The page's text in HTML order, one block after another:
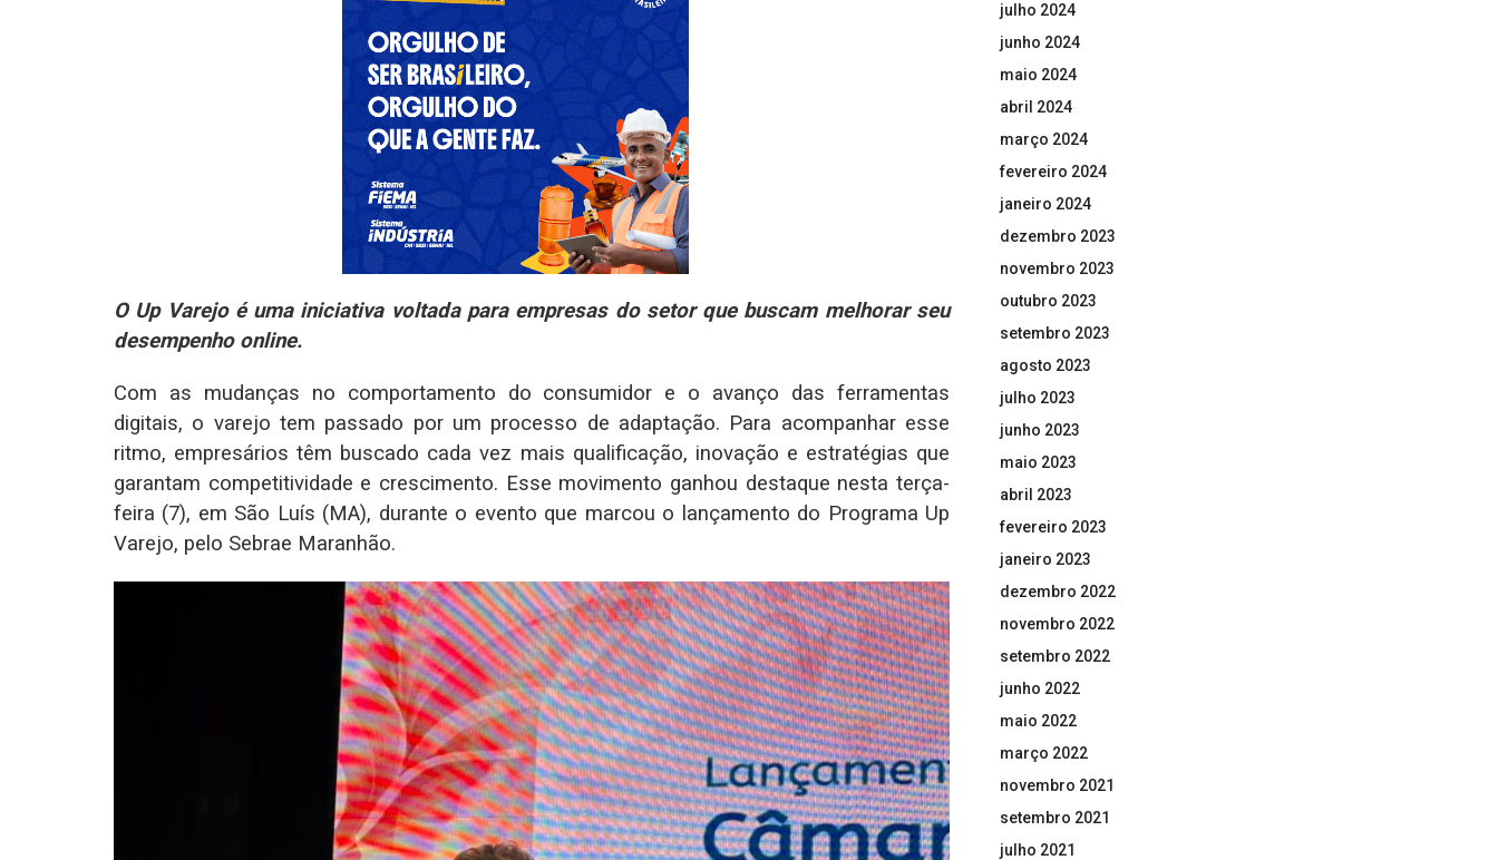
O Up Varejo é uma iniciativa voltada para empresas do setor que buscam melhorar seu
desempenho online.
Com as mudanças no comportamento do consumidor e o avanço das ferramentas
digitais, o varejo tem passado por um processo de adaptação. Para acompanhar esse
ritmo, empresários têm buscado cada vez mais qualificação, inovação e estratégias que
garantam competitividade e crescimento. Esse movimento ganhou destaque nesta terça-
feira (7), em São Luís (MA), durante o evento que marcou o lançamento do Programa Up
Varejo, pelo Sebrae Maranhão.
julho 2024
junho 2024
maio 2024
abril 2024
março 2024
fevereiro 2024
janeiro 2024
dezembro 2023
novembro 2023
outubro 2023
setembro 2023
agosto 2023
julho 2023
junho 2023
maio 2023
abril 2023
fevereiro 2023
janeiro 2023
dezembro 2022
novembro 2022
setembro 2022
junho 2022
maio 2022
março 2022
novembro 2021
setembro 2021
julho 2021